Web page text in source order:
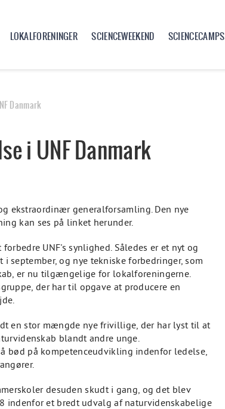
LOKALFORENINGER SCIENCEWEEKEND SCIENCECAMPS
Danmark
i UNF Danmark
ekstraordinær generalforsamling. Den nye
kan ses på linket herunder.
UNF's synlighed. Således er et nyt og
september, og nye tekniske forbedringer, som
er nu tilgængelige for lokalforeningerne.
der har til opgave at producere en
en stor mængde nye frivillige, der har lyst til at
blandt andre unge.
bød på kompetenceudvikling indenfor ledelse,
desuden skudt i gang, og det blev
indenfor et bredt udvalg af naturvidenskabelige